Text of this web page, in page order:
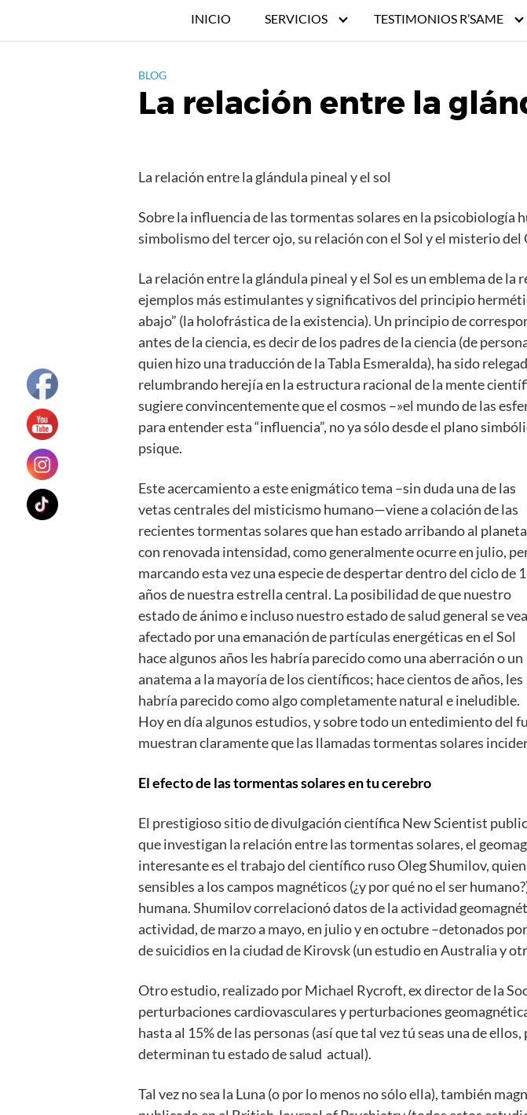
INICIO SERVICIOS TESTIMONIOS R’SAME
BLOG
La relación entre la
La relación entre la glándula pineal y el sol
Sobre la influencia de las tormentas solares en la psicobiología
simbolismo del tercer ojo, su relación con el Sol y el misterio del
La relación entre la glándula pineal y el Sol es un emblema de
ejemplos más estimulantes y significativos del principio
abajo” (la holofrástica de la existencia). Un principio de
antes de la ciencia, es decir de los padres de la ciencia (de
quien hizo una traducción de la Tabla Esmeralda), ha sido
relumbrando herejía en la estructura racional de la mente
sugiere convincentemente que el cosmos –»el mundo de las
para entender esta “influencia”, no ya sólo desde el plano
psique.
Este acercamiento a este enigmático tema –sin duda una de las
vetas centrales del misticismo humano—viene a colación de las
recientes tormentas solares que han estado arribando al planeta
con renovada intensidad, como generalmente ocurre en julio,
marcando esta vez una especie de despertar dentro del ciclo de
años de nuestra estrella central. La posibilidad de que nuestro
estado de ánimo e incluso nuestro estado de salud general se vea
afectado por una emanación de partículas energéticas en el Sol
hace algunos años les habría parecido como una aberración o un
anatema a la mayoría de los científicos; hace cientos de años, les
habría parecido como algo completamente natural e ineludible.
Hoy en día algunos estudios, y sobre todo un entedimiento del
muestran claramente que las llamadas tormentas solares
El efecto de las tormentas solares en tu cerebro
El prestigioso sitio de divulgación científica New Scientist
que investigan la relación entre las tormentas solares, el
interesante es el trabajo del científico ruso Oleg Shumilov,
sensibles a los campos magnéticos (¿y por qué no el ser
humana. Shumilov correlacionó datos de la actividad
actividad, de marzo a mayo, en julio y en octubre –detonados
de suicidios en la ciudad de Kirovsk (un estudio en Australia y
Otro estudio, realizado por Michael Rycroft, ex director de la
perturbaciones cardiovasculares y perturbaciones
hasta al 15% de las personas (así que tal vez tú seas una de
determinan tu estado de salud actual).
Tal vez no sea la Luna (o por lo menos no sólo ella), también